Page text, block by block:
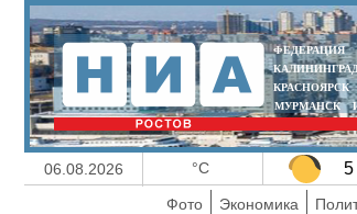
ФЕДЕРАЦИЯ
КРАСНОЯРСК
МУРМАНСК
06.08.2026 °C 5
Фото
Экономика